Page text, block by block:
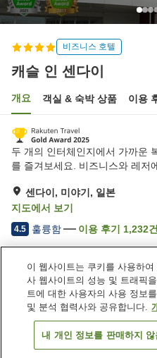
비즈니스 호텔
캐슬 인 센다이
개요 객실 & 숙박 상품 이용
두 개의 인터체인지에서 가까운
를 즐겨보세요. 비즈니스와 레저
센다이, 미야기, 일본
지도에서 보기
4.5 훌륭함 이용 후기 1,232건
숙소 편의 시설/서비스
주차장
사우나
일본 미야기 센다이객실
이 웹사이트는 쿠키를 사용하
사 웹사이트의 성능 및 트래픽
트에 대한 사용자의 사용 정보
및 분석 협력사와 공유합니다.
내 개인 정보를 판매하지 않